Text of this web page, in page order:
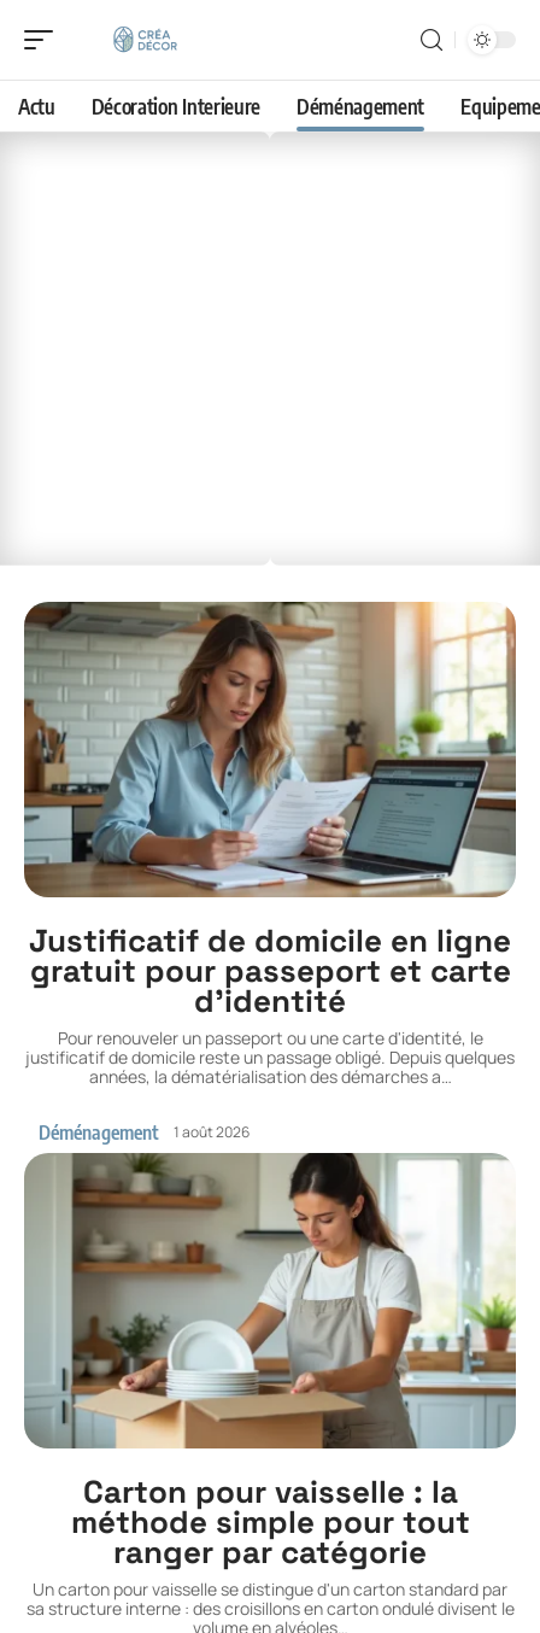
Actu Décoration Interieure Déménagement
Justificatif de domicile en ligne
gratuit pour passeport et carte
d’identité
Pour renouveler un passeport ou une carte d'identité, le
justificatif de domicile reste un passage obligé. Depuis quelques
années, la dématérialisation des démarches a…
Déménagement 1 août 2026
Carton pour vaisselle : la
méthode simple pour tout
ranger par catégorie
Un carton pour vaisselle se distingue d'un carton standard par
sa structure interne : des croisillons en carton ondulé divisent le
volume en alvéoles…